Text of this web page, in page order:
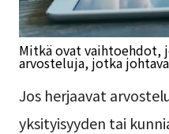
Mitkä ovat vaihtoehdot,
arvosteluja, jotka
Jos herjaavat
yksityisyyden tai